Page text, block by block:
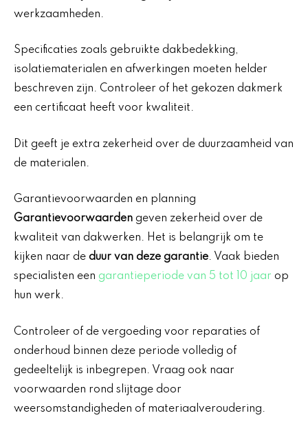
werkzaamheden.
Specificaties zoals gebruikte dakbedekking,
isolatiematerialen en afwerkingen moeten helder
beschreven zijn. Controleer of het gekozen dakmerk
een certificaat heeft voor kwaliteit.
Dit geeft je extra zekerheid over de duurzaamheid van
de materialen.
Garantievoorwaarden en planning
Garantievoorwaarden geven zekerheid over de
kwaliteit van dakwerken. Het is belangrijk om te
kijken naar de duur van deze garantie. Vaak bieden
specialisten een garantieperiode van 5 tot 10 jaar op
hun werk.
Controleer of de vergoeding voor reparaties of
onderhoud binnen deze periode volledig of
gedeeltelijk is inbegrepen. Vraag ook naar
voorwaarden rond slijtage door
weersomstandigheden of materiaalveroudering.